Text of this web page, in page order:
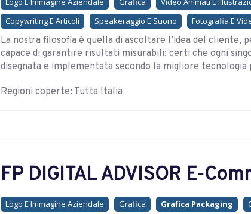
Copywriting E Articoli
Speakeraggio E Suono Fotografia E
La nostra filosofia è quella di ascoltare l’idea del
capace di garantire risultati misurabili; certi che ogni
disegnata e implementata secondo la migliore
Regioni coperte: Tutta Italia
FP DIGITAL ADVISOR E-
Logo E Immagine Aziendale Grafica Grafica Packaging